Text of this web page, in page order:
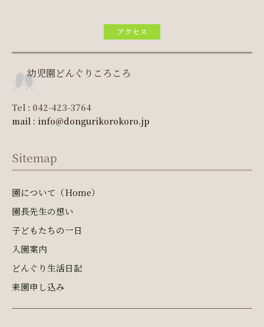
アクセス
幼児園どんぐりころころ
Tel : 042-423-3764
mail : info@dongurikorokoro.jp
Sitemap
園について（Home）
園長先生の想い
子どもたちの一日
入園案内
どんぐり生活日記
来園申し込み